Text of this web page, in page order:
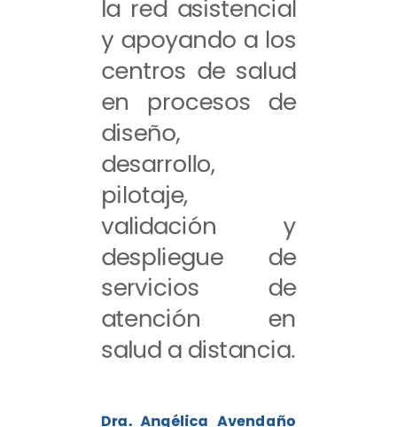
la red asistencial
y apoyando a los
centros de salud
en procesos de
diseño,
desarrollo,
pilotaje,
validación y
despliegue de
servicios de
atención en
salud a distancia.
Dra. Angélica Avendaño